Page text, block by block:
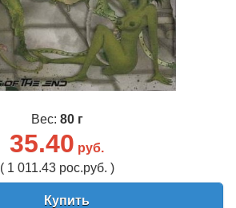
Вес: 80 г
35.40 руб.
( 1 011.43 рос.руб. )
Купить